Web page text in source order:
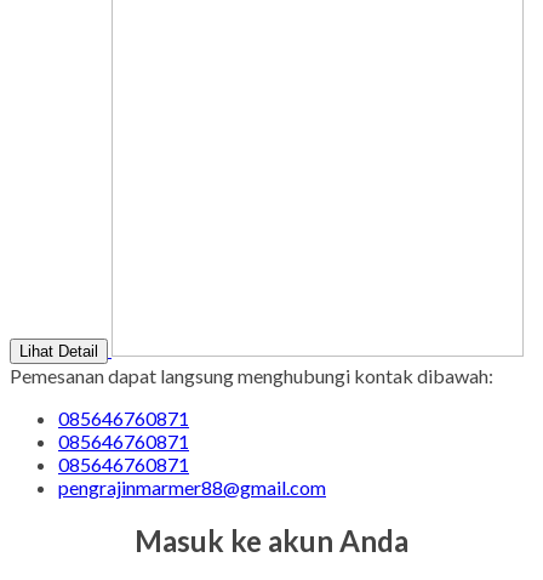
Lihat Detail
Pemesanan dapat langsung menghubungi kontak dibawah:
085646760871
085646760871
085646760871
pengrajinmarmer88@gmail.com
Masuk ke akun Anda